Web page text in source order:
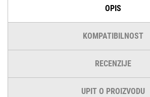
OPIS
KOMPATIBILNOST
RECENZIJE
UPIT O PROIZVODU